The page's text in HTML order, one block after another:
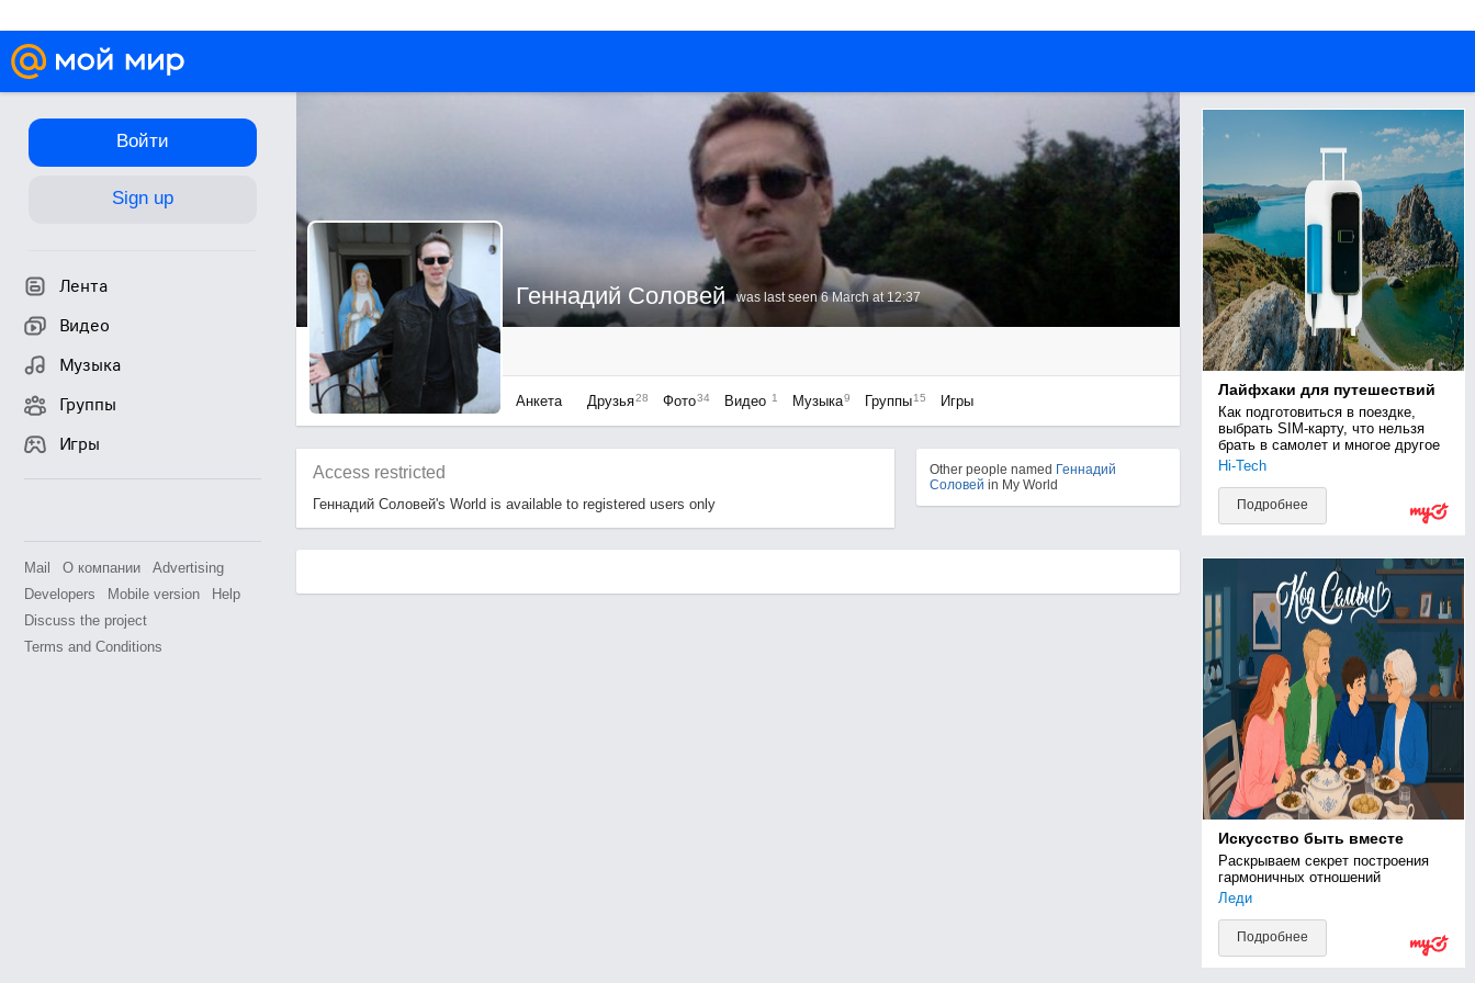
Войти
Sign up
Лента
Видео
Музыка
Группы
Игры
Mail О компании
Advertising
Developers
Mobile version
Help
Discuss the project
Terms and Conditions
Геннадий Соловей was last seen 6 March at 12:37
Анкета Друзья28 Фото34 Видео 1 Музыка9 Группы 15 Игры
Access restricted
Геннадий Соловей's World is available to registered users only
Лайфхаки для путешествий
Как подготовиться в поездке,
выбрать SIM-карту, что нельзя
брать в самолет и многое другое
Hi-Tech
Подробнее
Искусство быть вместе
Раскрываем секрет построения
гармоничных отношений
Леди
Подробнее
Other people named Геннадий
Соловей in My World